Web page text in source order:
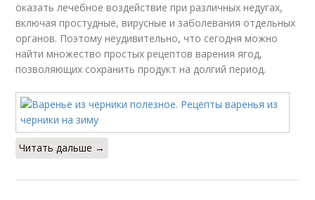
оказать лечебное воздействие при различных недугах,
включая простудные, вирусные и заболевания отдельных
органов. Поэтому неудивительно, что сегодня можно
найти множество простых рецептов варения ягод,
позволяющих сохранить продукт на долгий период.
Читать дальше →